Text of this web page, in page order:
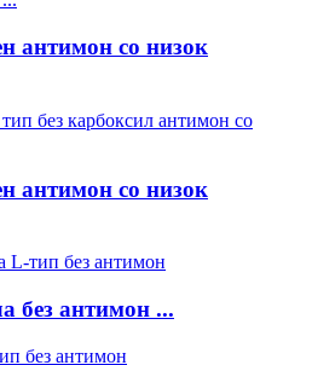
антимон со низок
антимон со низок
без антимон ...